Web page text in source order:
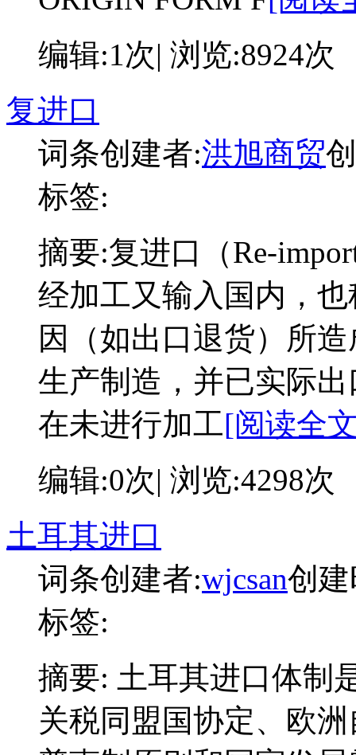
编辑:1次| 浏览:8924次
复进口
词条创建者:洪旭商贸
标签:
摘要:复进口（Re-
经加工又输入国内，
因（如出口退货）所
生产制造，并已实际
在未进行加工[阅读全
编辑:0次| 浏览:4298次
土耳其进口
词条创建者:wjcsan创建
标签:
摘要: 土耳其进口体制
关税同盟国协定、欧